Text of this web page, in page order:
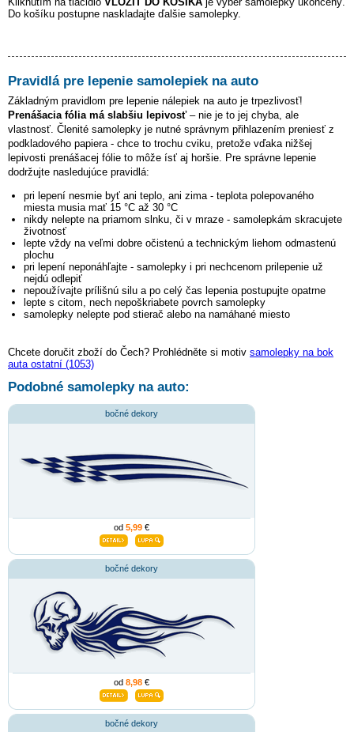
Do košíku postupne naskladajte ďalšie samolepky.
Pravidlá pre lepenie samolepiek na auto
Základným pravidlom pre lepenie nálepiek na auto je trpezlivosť!
Prenášacia fólia má slabšiu lepivosť– nie je to jej chyba, ale
vlastnosť. Členité samolepky je nutné správnym přihlazením preniesť z
podkladového papiera - chce to trochu cviku, pretože vďaka nižšej
lepivosti prenášacej fólie to môže ísť aj horšie. Pre správne lepenie
dodržujte nasledujúce pravidlá:
pri lepení nesmie byť ani teplo, ani zima - teplota polepovaného
miesta musia mať 15 °C až 30 °C
nikdy nelepte na priamom slnku, či v mraze - samolepkám skracujete
životnosť
lepte vždy na veľmi dobre očistenú a technickým liehom odmastenú
plochu
pri lepení neponáhľajte - samolepky i pri nechcenom prilepenie už
nejdú odlepiť
nepoužívajte prílišnú silu a po celý čas lepenia postupujte opatrne
lepte s citom, nech nepoškriabete povrch samolepky
samolepky nelepte pod stierač alebo na namáhané miesto
Chcete doručit zboží do Čech? Prohlédněte si motiv samolepky na bok
auta ostatní (1053)
Podobné samolepky na auto:
bočné dekory
od 5,99 €
bočné dekory
od 8,98 €
bočné dekory